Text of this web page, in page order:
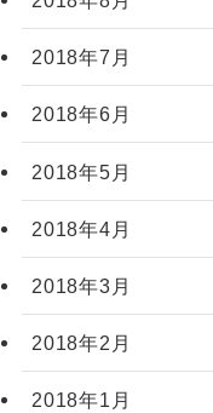
2018年7月
2018年6月
2018年5月
2018年4月
2018年3月
2018年2月
2018年1月